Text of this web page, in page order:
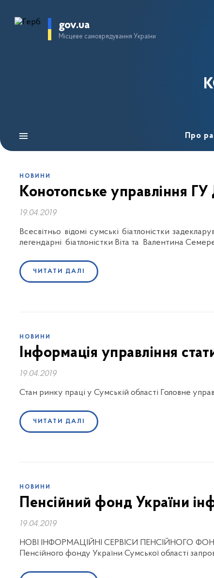
gov.ua
Місцеве самоврядування України
Про
НОВИНИ
Конотопське управління
19.04.2019
Всесвітньо відомі сумські біатлоністки
легендарні біатлоністки Віта та Валентина
ЧИТАТИ ДАЛІ
НОВИНИ
Інформація управління
19.04.2019
Стан ринку праці у Сумській області Головне
ЧИТАТИ ДАЛІ
НОВИНИ
Пенсійний фонд України
19.04.2019
НОВІ ІНФОРМАЦІЙНІ СЕРВІСИ ПЕНСІЙНОГО ФОНДУ
Пенсійного фонду України Сумської області